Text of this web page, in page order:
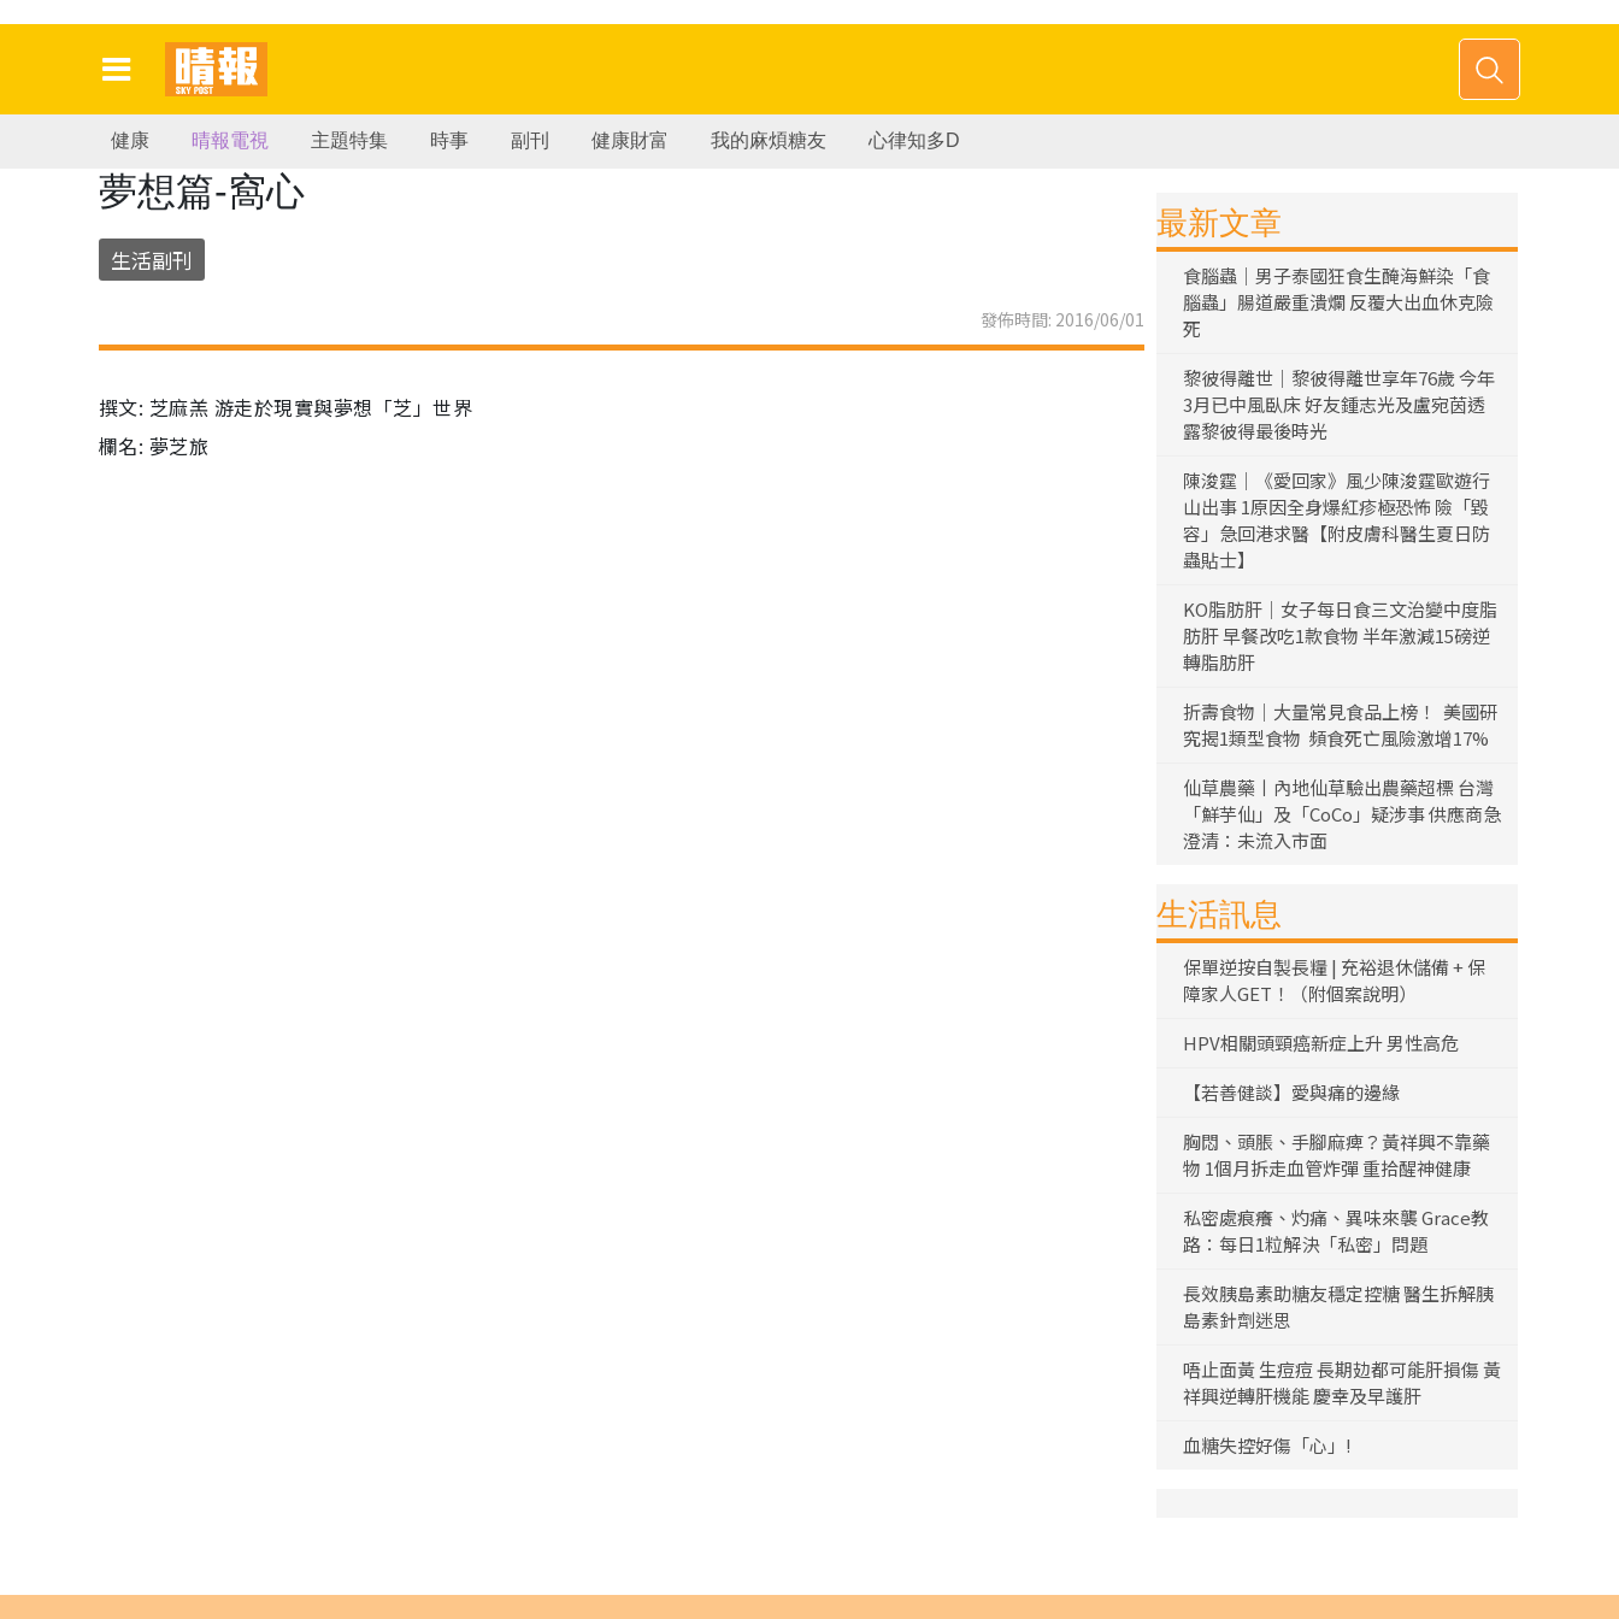
健康 晴報電視 主題特集 時事 副刊 健康財富 我的麻煩糖友 心律知多D
夢想篇-窩心
生活副刊
發佈時間: 2016/06/01
撰文: 芝麻羔 游走於現實與夢想「芝」世界
欄名: 夢芝旅
最新文章
食腦蟲｜男子泰國狂食生醃海鮮染「食
腦蟲」腸道嚴重潰爛 反覆大出血休克險
死
黎彼得離世｜黎彼得離世享年76歲 今年
3月已中風臥床 好友鍾志光及盧宛茵透
露黎彼得最後時光
陳浚霆｜《愛回家》風少陳浚霆歐遊行
山出事 1原因全身爆紅疹極恐怖 險「毀
容」急回港求醫【附皮膚科醫生夏日防
蟲貼士】
KO脂肪肝｜女子每日食三文治變中度脂
肪肝 早餐改吃1款食物 半年激減15磅逆
轉脂肪肝
折壽食物｜大量常見食品上榜！ 美國研
究揭1類型食物 頻食死亡風險激增17%
仙草農藥丨內地仙草驗出農藥超標 台灣
「鮮芋仙」及「CoCo」疑涉事 供應商急
澄清：未流入市面
生活訊息
保單逆按自製長糧 | 充裕退休儲備 + 保
障家人GET！（附個案說明）
HPV相關頭頸癌新症上升 男性高危
【若善健談】愛與痛的邊緣
胸悶、頭脹、手腳麻痺？黃祥興不靠藥
物 1個月拆走血管炸彈 重拾醒神健康
私密處痕癢、灼痛、異味來襲 Grace教
路：每日1粒解決「私密」問題
長效胰島素助糖友穩定控糖 醫生拆解胰
島素針劑迷思
唔止面黃 生痘痘 長期攰都可能肝損傷 黃
祥興逆轉肝機能 慶幸及早護肝
血糖失控好傷「心」!